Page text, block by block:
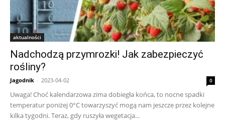
aktualności
Nadchodzą przymrozki! Jak zabezpieczyć
rośliny?
Jagodnik - 2023-04-02 0
Uwaga! Choć kalendarzowa zima dobiegła końca, to nocne spadki
temperatur poniżej 0°C towarzyszyć mogą nam jeszcze przez kolejne
kilka tygodni. Teraz, gdy ruszyła wegetacja...